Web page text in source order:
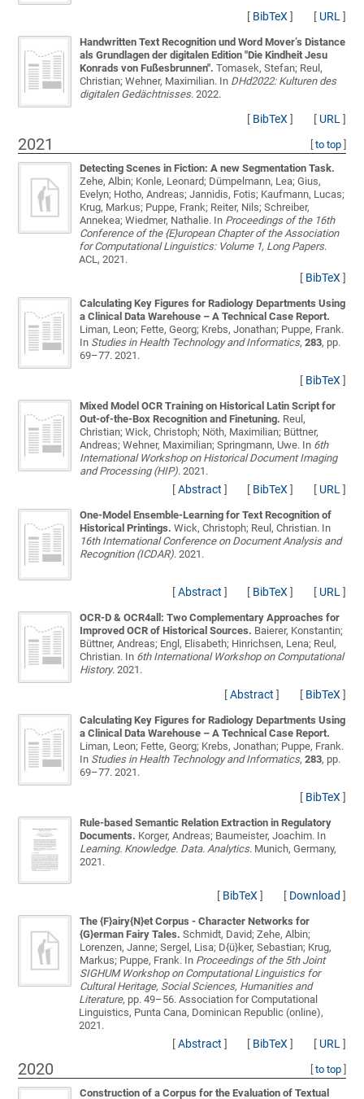
[ BibTeX ] [ URL ]
Handwritten Text Recognition und Word Mover’s Distance
als Grundlagen der digitalen Edition "Die Kindheit Jesu
Konrads von Fußesbrunnen". Tomasek, Stefan; Reul,
Christian; Wehner, Maximilian. In DHd2022: Kulturen des
digitalen Gedächtnisses. 2022.
[ BibTeX ] [ URL ]
2021 to top]
Detecting Scenes in Fiction: A new Segmentation Task.
Zehe, Albin; Konle, Leonard; Dümpelmann, Lea; Gius,
Evelyn; Hotho, Andreas; Jannidis, Fotis; Kaufmann, Lucas;
Krug, Markus; Puppe, Frank; Reiter, Nils; Schreiber,
Annekea; Wiedmer, Nathalie. In Proceedings of the 16th
Conference of the {E}uropean Chapter of the Association
for Computational Linguistics: Volume 1, Long Papers.
ACL, 2021.
[ BibTeX ]
Calculating Key Figures for Radiology Departments Using
a Clinical Data Warehouse – A Technical Case Report.
Liman, Leon; Fette, Georg; Krebs, Jonathan; Puppe, Frank.
In Studies in Health Technology and Informatics,283, pp.
69–77. 2021.
[ BibTeX ]
Mixed Model OCR Training on Historical Latin Script for
Out-of-the-Box Recognition and Finetuning. Reul,
Christian; Wick, Christoph; Nöth, Maximilian; Büttner,
Andreas; Wehner, Maximilian; Springmann, Uwe. In 6th
International Workshop on Historical Document Imaging
and Processing (HIP). 2021.
[Abstract ] [ BibTeX ] [ URL ]
One-Model Ensemble-Learning for Text Recognition of
Historical Printings. Wick, Christoph; Reul, Christian. In
16th International Conference on Document Analysis and
Recognition (ICDAR). 2021.
[Abstract ] [ BibTeX ] [ URL ]
OCR-D & OCR4all: Two Complementary Approaches for
Improved OCR of Historical Sources. Baierer, Konstantin;
Büttner, Andreas; Engl, Elisabeth; Hinrichsen, Lena; Reul,
Christian. In 6th International Workshop on Computational
History. 2021.
[Abstract ] [ BibTeX ]
Calculating Key Figures for Radiology Departments Using
a Clinical Data Warehouse – A Technical Case Report.
Liman, Leon; Fette, Georg; Krebs, Jonathan; Puppe, Frank.
In Studies in Health Technology and Informatics,283, pp.
69–77. 2021.
[ BibTeX ]
Rule-based Semantic Relation Extraction in Regulatory
Documents. Korger, Andreas; Baumeister, Joachim. In
Learning. Knowledge. Data. Analytics. Munich, Germany,
2021.
[ BibTeX ] [ Download ]
The {F}airy{N}et Corpus - Character Networks for
{G}erman Fairy Tales. Schmidt, David; Zehe, Albin;
Lorenzen, Janne; Sergel, Lisa; D{ü}ker, Sebastian; Krug,
Markus; Puppe, Frank. In Proceedings of the 5th Joint
SIGHUM Workshop on Computational Linguistics for
Cultural Heritage, Social Sciences, Humanities and
Literature, pp. 49–56. Association for Computational
Linguistics, Punta Cana, Dominican Republic (online),
2021.
[Abstract ] [ BibTeX ] [ URL ]
2020 to top]
Construction of a Corpus for the Evaluation of Textual